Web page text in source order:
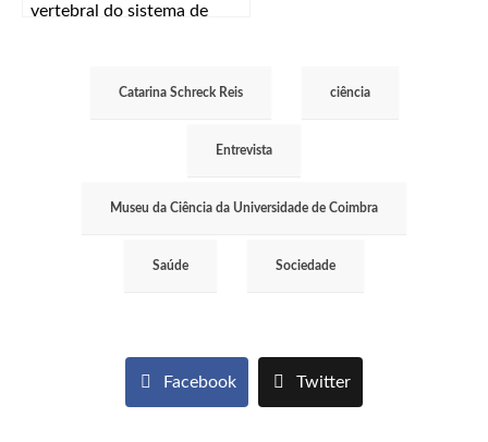
vertebral do sistema de
Catarina Schreck Reis ciência
Entrevista
Museu da Ciência da Universidade de Coimbra
Saúde Sociedade
Facebook Twitter